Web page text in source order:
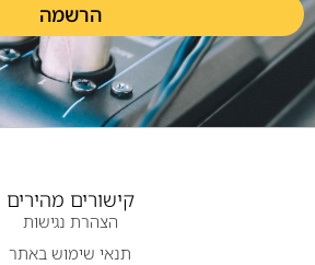
הרשמה
קישורים מהירים
הצהרת נגישות
תנאי שימוש באתר